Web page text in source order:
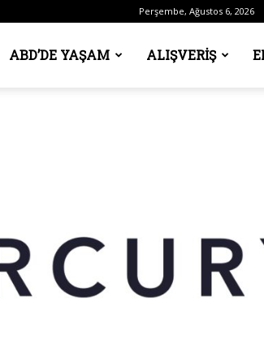
Perşembe, Ağustos 6, 2026
ABD’DE YAŞAM ALIŞVERIŞ